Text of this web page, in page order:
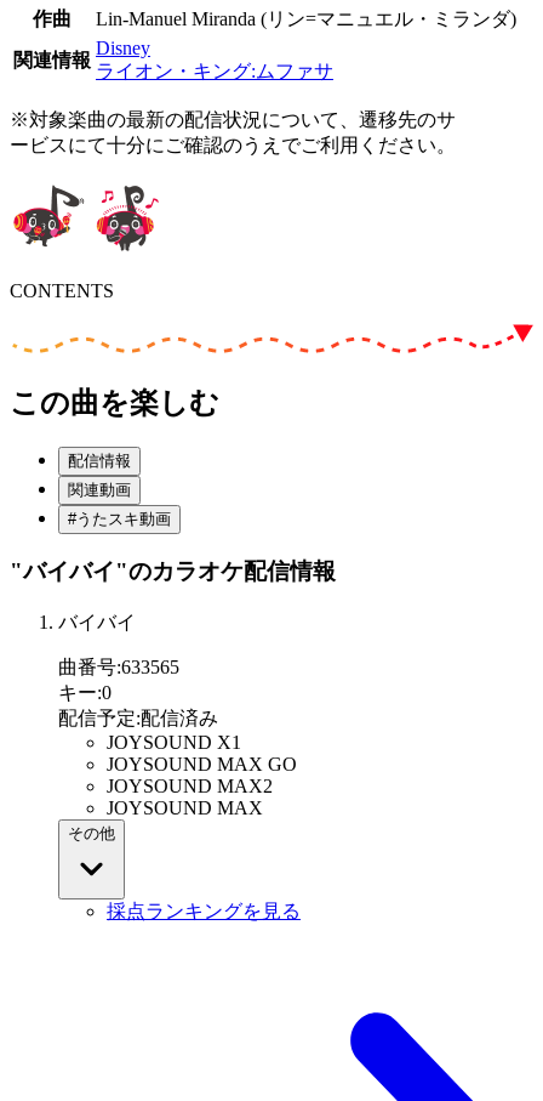
作曲
Lin-Manuel Miranda (リン=マニュエル・ミランダ)
関連情報
Disney
ライオン・キング:ムファサ
※対象楽曲の最新の配信状況について、遷移先のサ
ービスにて十分にご確認のうえでご利用ください。
CONTENTS
この曲を楽しむ
配信情報
関連動画
#うたスキ動画
"バイバイ"のカラオケ配信情報
バイバイ
曲番号:633565
キー:0
配信予定:配信済み
JOYSOUND X1
JOYSOUND MAX GO
JOYSOUND MAX2
JOYSOUND MAX
その他
採点ランキングを見る